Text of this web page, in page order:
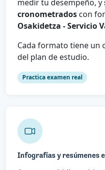
medir tu desempeño, y
cronometrados con
Osakidetza - Servicio
Cada formato tiene
del plan de estudio.
Practica examen real
Infografías y resúmenes